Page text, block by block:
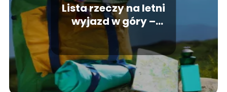
Lista rzeczy na letni
wyjazd w góry –
Poradnik turysty